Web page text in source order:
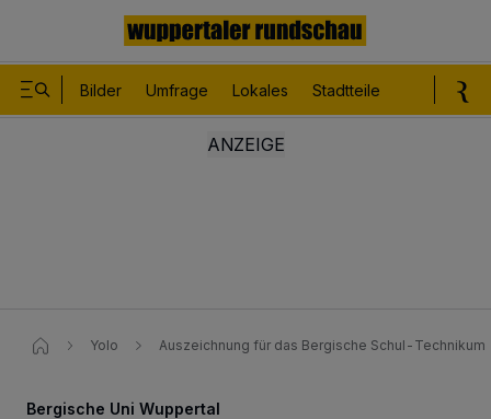
Bilder Umfrage Lokales Stadtteile
Yolo Auszeichnung für das Bergische Schul-Technikum
Bergische Uni Wuppertal